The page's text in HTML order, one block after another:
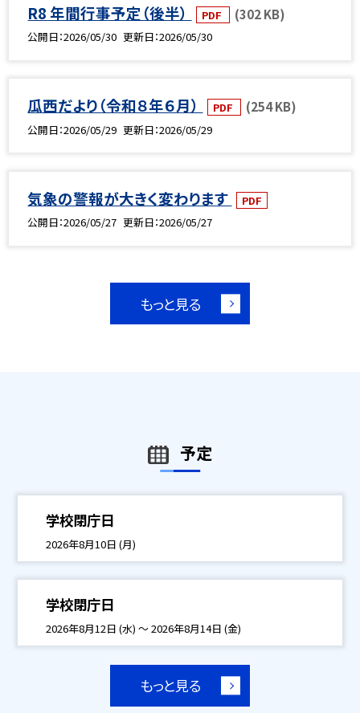
R8 年間行事予定（後半） PDF (302 KB)
公開日 2026/05/30 更新日 2026/05/30
瓜西だより（令和８年６月） PDF (254 KB)
公開日 2026/05/29 更新日 2026/05/29
気象の警報が大きく変わります
PDF
公開日 2026/05/27 更新日 2026/05/27
もっと見る
予定
学校閉庁日
2026年8月10日 (月)
学校閉庁日
2026年8月12日 (水) ～ 2026年8月14日 (金)
もっと見る